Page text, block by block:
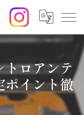
ロアンテ
ポイント徹